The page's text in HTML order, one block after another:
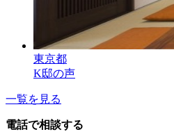
東京都
K邸の声
一覧を見る
電話で相談する